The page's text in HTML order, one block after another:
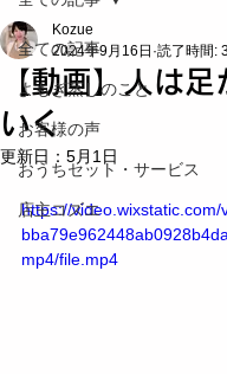
全ての記事
よもぎ蒸しのこと
お客様の声
おうちセット・サービス
店主コズエ
【動画】人は
いく
Kozue
2024年9月16日 読了時間:
更新日： 5月1日
https://
mp4/file.mp4